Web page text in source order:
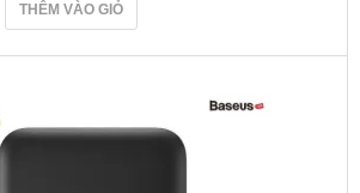
THÊM VÀO GIỎ